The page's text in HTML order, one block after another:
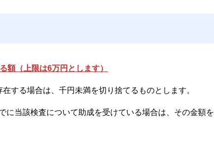
額（上限は6万円とします）
する場合は、千円未満を切り捨てるものとします。
に当該検査について助成を受けている場合は、その金額を